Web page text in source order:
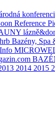
Reference
hrb Bazény, Spa
2014 2015